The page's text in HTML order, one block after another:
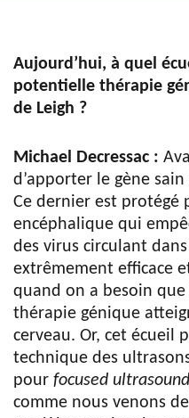
Aujourd’hui, à quel
potentielle thérapie
de Leigh ?
Michael Decressac :
d’apporter le gène
Ce dernier est protégé
encéphalique qui
des virus circulant
extrêmement efficace
quand on a besoin
thérapie génique
cerveau. Or, cet écueil
technique des
pour focused ultrasound
comme nous venons